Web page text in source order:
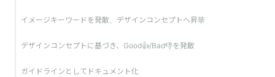
イメージキーワードを発散、デザインコンセプトへ昇華
デザインコンセプトに基づき、Good👍/Bad👎を発散
ガイドラインとしてドキュメント化